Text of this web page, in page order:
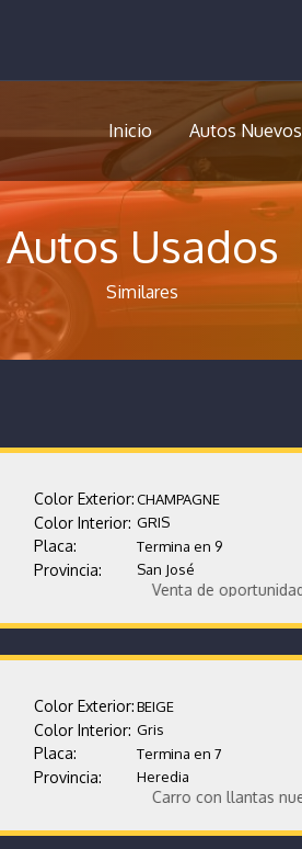
Inicio Autos Nuevos
Autos Usados
Similares
Color Exterior:CHAMPAGNE
Color Interior: GRIS
Placa: Termina en 9
Provincia: San José
Venta de oportunidad
Color Exterior:BEIGE
Color Interior: Gris
Placa: Termina en 7
Provincia: Heredia
Carro con llantas nuevas.